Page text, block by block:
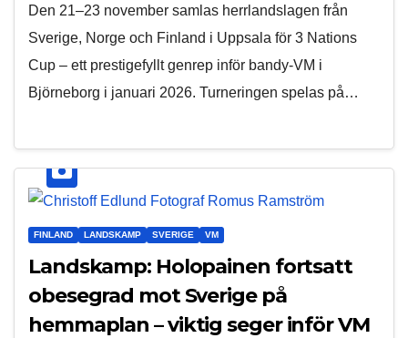
Den 21–23 november samlas herrlandslagen från
Sverige, Norge och Finland i Uppsala för 3 Nations
Cup – ett prestigefyllt genrep inför bandy-VM i
Björneborg i januari 2026. Turneringen spelas på…
FINLAND LANDSKAMP SVERIGE VM
Landskamp: Holopainen fortsatt
obesegrad mot Sverige på
hemmaplan – viktig seger inför VM